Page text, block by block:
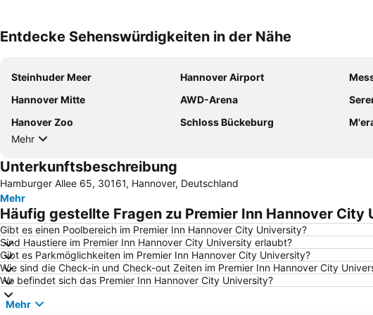
Entdecke Sehenswürdigkeiten in der Nähe
Steinhuder Meer Hannover Airport
Hannover Mitte
AWD-Arena
Hanover Zoo
Schloss Bückeburg
Mehr
Unterkunftsbeschreibung
Hamburger Allee 65, 30161, Hannover, Deutschland
Mehr
Häufig gestellte Fragen zu Premier Inn Hannover City
Gibt es einen Poolbereich im Premier Inn Hannover City University?
Sind Haustiere im Premier Inn Hannover City University erlaubt?
Gibt es Parkmöglichkeiten im Premier Inn Hannover City University?
Wie sind die Check-in und Check-out Zeiten im Premier Inn Hannover City
Wo befindet sich das Premier Inn Hannover City University?
Mehr